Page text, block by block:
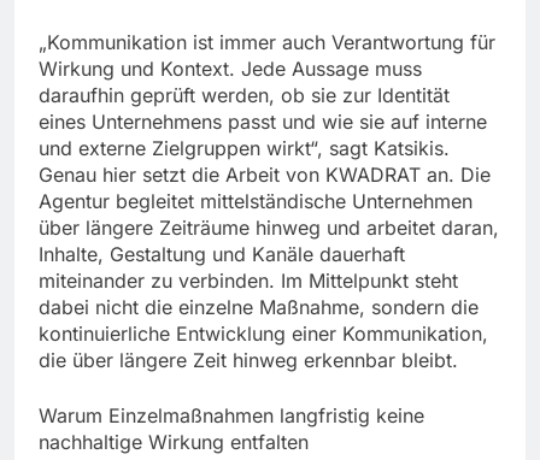
„Kommunikation ist immer auch Verantwortung für
Wirkung und Kontext. Jede Aussage muss
daraufhin geprüft werden, ob sie zur Identität
eines Unternehmens passt und wie sie auf interne
und externe Zielgruppen wirkt“, sagt Katsikis.
Genau hier setzt die Arbeit von KWADRAT an. Die
Agentur begleitet mittelständische Unternehmen
über längere Zeiträume hinweg und arbeitet daran,
Inhalte, Gestaltung und Kanäle dauerhaft
miteinander zu verbinden. Im Mittelpunkt steht
dabei nicht die einzelne Maßnahme, sondern die
kontinuierliche Entwicklung einer Kommunikation,
die über längere Zeit hinweg erkennbar bleibt.
Warum Einzelmaßnahmen langfristig keine
nachhaltige Wirkung entfalten